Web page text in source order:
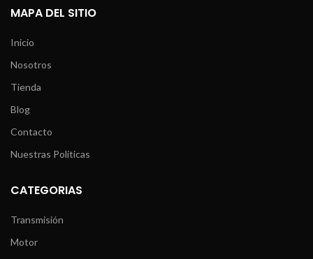
MAPA DEL SITIO
Inicio
Nosotros
Tienda
Blog
Contacto
Nuestras Políticas
CATEGORIAS
Transmisión
Motor